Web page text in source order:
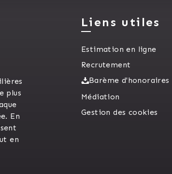
plus
En
en
Liens utiles
Estimation en ligne
Recrutement
Barème d'honoraires
Médiation
Gestion des cookies